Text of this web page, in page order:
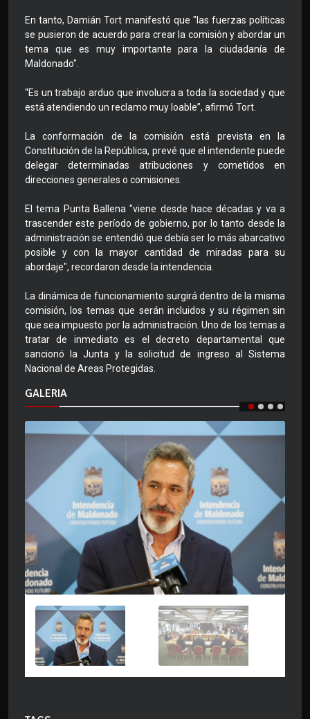
En tanto, Damián Tort manifestó que "las fuerzas políticas
se pusieron de acuerdo para crear la comisión y abordar un
tema que es muy importante para la ciudadanía de
Maldonado".
“Es un trabajo arduo que involucra a toda la sociedad y que
está atendiendo un reclamo muy loable”, afirmó Tort.
La conformación de la comisión está prevista en la
Constitución de la República, prevé que el intendente puede
delegar determinadas atribuciones y cometidos en
direcciones generales o comisiones.
El tema Punta Ballena "viene desde hace décadas y va a
trascender este período de gobierno, por lo tanto desde la
administración se entendió que debía ser lo más abarcativo
posible y con la mayor cantidad de miradas para su
abordaje", recordaron desde la intendencia.
La dinámica de funcionamiento surgirá dentro de la misma
comisión, los temas que serán incluidos y su régimen sin
que sea impuesto por la administración. Uno de los temas a
tratar de inmediato es el decreto departamental que
sancionó la Junta y la solicitud de ingreso al Sistema
Nacional de Areas Protegidas.
GALERIA